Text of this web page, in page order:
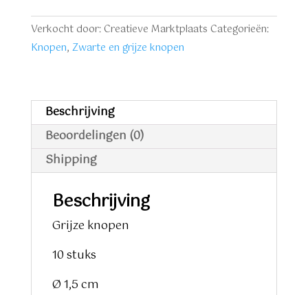
stuks
aantal
Verkocht door: Creatieve Marktplaats Categorieën:
Knopen, Zwarte en grijze knopen
Beschrijving
Beoordelingen (0)
Shipping
Beschrijving
Grijze knopen
10 stuks
Ø 1,5 cm